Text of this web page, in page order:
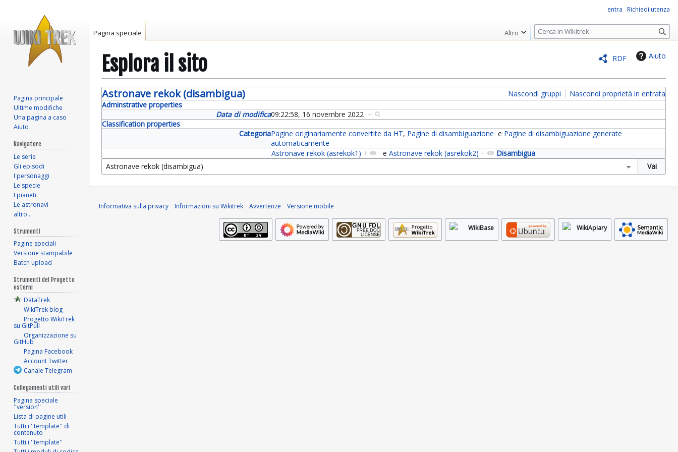
RDF Aiuto
Esplora il sito
Vai
alla
Vai
alla
Astronave rekok (disambigua) Nascondi gruppi
Nascondi proprietà in entrata
Adminstrative properties
Data di modifica09:22:58, 16 novembre 2022 +
Classification properties
CategoriaPagine originariamente convertite da HT, Pagine di disambiguazione e Pagine di disambiguazione generate
automaticamente
Disambigua
Astronave rekok (asrekok1) + e Astronave rekok (asrekok2) +
entra Richiedi utenza
Pagina speciale Altro
R
i
r
c
a
Pagina principale
Ultime modifiche
Una pagina a caso
Aiuto
Navigatore
Le serie
Gli episodi
I personaggi
Le specie
I pianeti
Le astronavi
altro…
Strumenti
Pagine speciali
Versione stampabile
Batch upload
Strumenti del Progetto
esterni
DataTrek
WikiTrek blog
Progetto WikiTrek
su GitPull
Organizzazione su
GitHub
Pagina Facebook
Account Twitter
Canale Telegram
Collegamenti utili vari
Pagina speciale
''version''
Lista di pagine utili
Tutti i ''template'' di
contenuto
Tutti i ''template''
Informativa sulla privacy Informazioni su Wikitrek Avvertenze Versione mobile